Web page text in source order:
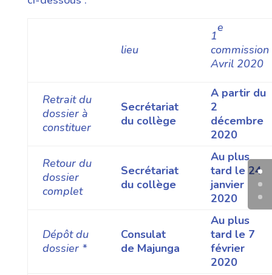
lieu
1
e
commission
Avril 2020
Retrait du
dossier à
constituer
Secrétariat
du collège
A partir du
2
décembre
2020
Retour du
dossier
complet
Secrétariat
du collège
Au plus
tard le 24
janvier
2020
Dépôt du
dossier *
Consulat
de Majunga
Au plus
tard le 7
février
2020